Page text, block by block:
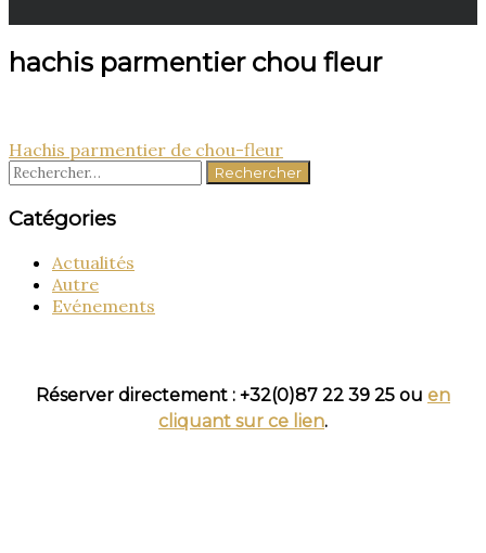
hachis parmentier chou fleur
Navigation
de
l’article
Hachis parmentier de chou-fleur
Rechercher :
Catégories
Actualités
Autre
Evénements
Réserver directement : +32(0)87 22 39 25 ou en
cliquant sur ce lien.